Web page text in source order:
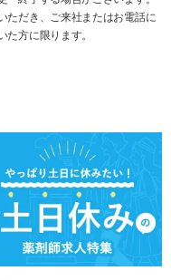
ただき、ご来社またはお電話に
方に限ります。